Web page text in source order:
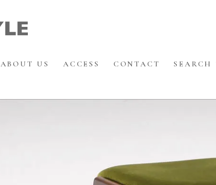
ABOUT US ACCESS CONTACT SEARCH